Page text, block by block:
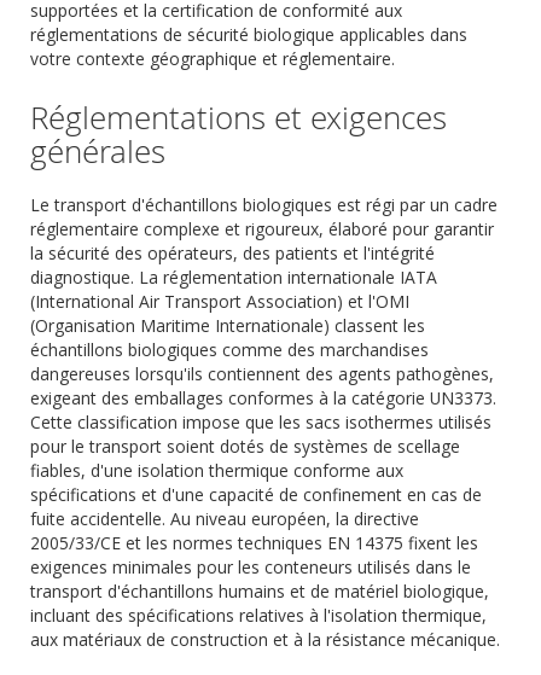
supportées et la certification de conformité aux
réglementations de sécurité biologique applicables dans
votre contexte géographique et réglementaire.
Réglementations et exigences
générales
Le transport d'échantillons biologiques est régi par un cadre
réglementaire complexe et rigoureux, élaboré pour garantir
la sécurité des opérateurs, des patients et l'intégrité
diagnostique. La réglementation internationale IATA
(International Air Transport Association) et l'OMI
(Organisation Maritime Internationale) classent les
échantillons biologiques comme des marchandises
dangereuses lorsqu'ils contiennent des agents pathogènes,
exigeant des emballages conformes à la catégorie UN3373.
Cette classification impose que les sacs isothermes utilisés
pour le transport soient dotés de systèmes de scellage
fiables, d'une isolation thermique conforme aux
spécifications et d'une capacité de confinement en cas de
fuite accidentelle. Au niveau européen, la directive
2005/33/CE et les normes techniques EN 14375 fixent les
exigences minimales pour les conteneurs utilisés dans le
transport d'échantillons humains et de matériel biologique,
incluant des spécifications relatives à l'isolation thermique,
aux matériaux de construction et à la résistance mécanique.